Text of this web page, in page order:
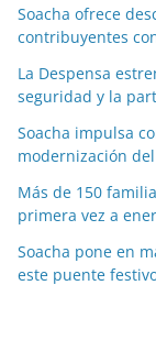
Soacha ofrece
contribuyentes
La Despensa
seguridad y la
Soacha impulsa
modernización
Más de 150
primera vez a
Soacha pone en
este puente